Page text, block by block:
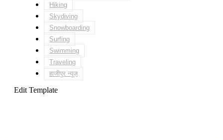
Hiking
Skydiving
Snowboarding
Surfing
Swimming
Traveling
हाजीपुर न्यूज़
Edit Template